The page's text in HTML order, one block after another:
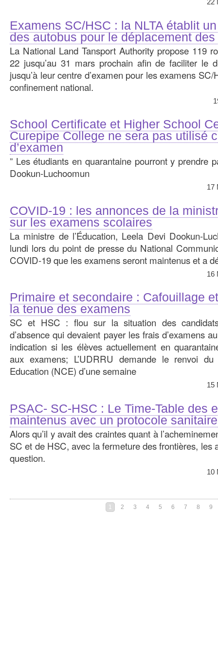
22
Examens SC/HSC : la NLTA établit
des autobus pour le déplacement
La National Land Tansport Authority propose 119
22 jusqu’au 31 mars prochain afin de faciliter le
jusqu’à leur centre d’examen pour les examens
confinement national.
School Certificate et Higher School
Curepipe College ne sera pas utilisé
d’examen
” Les étudiants en quarantaine pourront y prendre
Dookun-Luchoomun
17
COVID-19 : les annonces de la
sur les examens scolaires
La ministre de l’Éducation, Leela Devi Dookun-
lundi lors du point de presse du National
COVID-19 que les examens seront maintenus et a
16
Primaire et secondaire : Cafouillage
la tenue des examens
SC et HSC : flou sur la situation des
d’absence qui devaient payer les frais d’examens
indication si les élèves actuellement en
aux examens; L’UDRRU demande le renvoi
Education (NCE) d’une semaine
15
PSAC- SC-HSC : Le Time-Table des
maintenus avec un protocole
Alors qu’il y avait des craintes quant à
SC et de HSC, avec la fermeture des frontières, les
question.
10
1 2 3 4 5 6 7 8 9